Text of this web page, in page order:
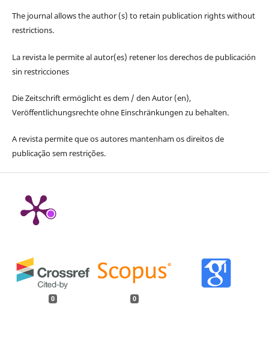
The journal allows the author (s) to retain publication rights without
restrictions.
La revista le permite al autor(es) retener los derechos de publicación
sin restricciones
Die Zeitschrift ermöglicht es dem / den Autor (en),
Veröffentlichungsrechte ohne Einschränkungen zu behalten.
A revista permite que os autores mantenham os direitos de
publicação sem restrições.
0 0